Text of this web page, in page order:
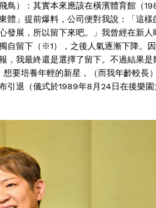
鳥）：其實本來應該在橫濱體育館（
體」提前爆料，公司便對我說：「這
發展，所以留下來吧。」我曾經在新
自留下（※1），之後人氣逐漸下降。
，我最終還是選擇了留下。不過結果
要培養年輕的新星，（而我年齡較長
引退（儀式於1989年8月24日在後樂